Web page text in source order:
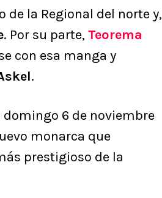
de la Regional del norte y,
. Por su parte, Teorema
con esa manga y
.
domingo 6 de noviembre
monarca que
prestigioso de la